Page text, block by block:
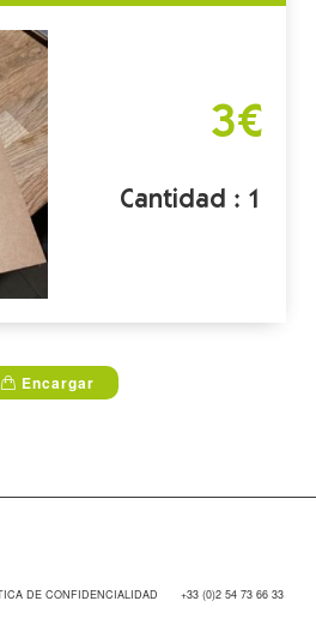
3€
Cantidad : 1
Encargar
DE CONFIDENCIALIDAD +33 (0)2 54 73 66 33